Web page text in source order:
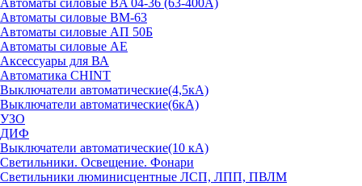
Автоматы силовые BA 04-36 (63-400А)
Автоматы силовые ВМ-63
Автоматы силовые АП 50Б
Автоматы силовые АЕ
Аксессуары для ВА
Автоматика CHINT
Выключатели автоматические(4,5кА)
Выключатели автоматические(6кА)
УЗО
ДИФ
Выключатели автоматические(10 кА)
Светильники. Освещение. Фонари
Светильники люминисцентные ЛСП, ЛПП, ПВЛМ